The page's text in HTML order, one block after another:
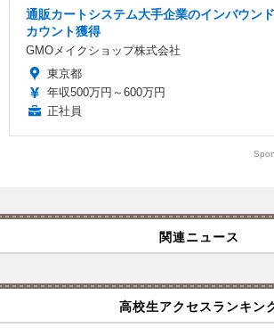
通販カートシステム大手企業のインバウン
カウント獲得
GMOメイクショップ株式会社
東京都
年収500万円～600万円
正社員
関連ニュース
高校生アクセスランキン